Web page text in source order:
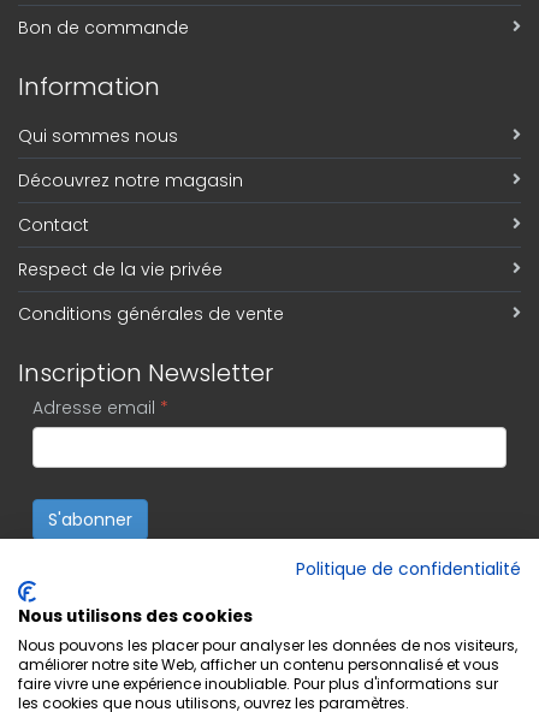
Bon de commande
Information
Qui sommes nous
Découvrez notre magasin
Contact
Respect de la vie privée
Conditions générales de vente
Inscription Newsletter
Adresse email *
S'abonner
Politique de confidentialité
Nous utilisons des cookies
Nous pouvons les placer pour analyser les données de nos visiteurs,
améliorer notre site Web, afficher un contenu personnalisé et vous
faire vivre une expérience inoubliable. Pour plus d'informations sur
les cookies que nous utilisons, ouvrez les paramètres.